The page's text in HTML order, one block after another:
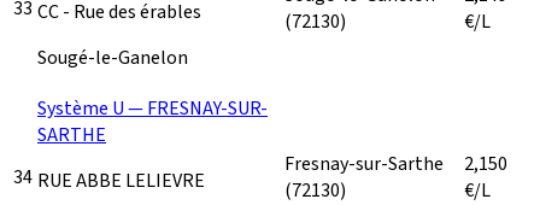
33 CC - Rue des érables
Sougé-le-Ganelon
(72130)
€/L
34
Système U — FRESNAY-SUR-
SARTHE
RUE ABBE LELIEVRE
Fresnay-sur-Sarthe
(72130)
2,150
€/L